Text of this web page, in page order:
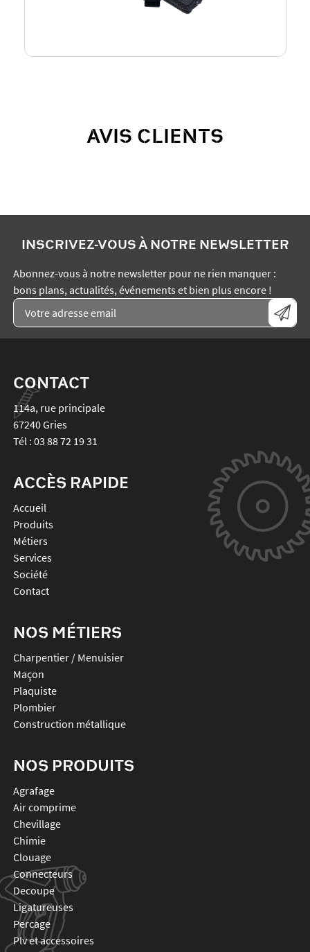
AVIS CLIENTS
INSCRIVEZ-VOUS À NOTRE NEWSLETTER
Abonnez-vous à notre newsletter pour ne rien manquer :
bons plans, actualités, événements et bien plus encore !
CONTACT
114a, rue principale
67240Gries
Tél : 03 88 72 19 31
ACCÈS RAPIDE
Accueil
Produits
Métiers
Services
Société
Contact
NOS MÉTIERS
Charpentier / Menuisier
Maçon
Plaquiste
Plombier
Construction métallique
NOS PRODUITS
agrafage
air comprime
chevillage
chimie
clouage
connecteurs
decoupe
ligatureuses
percage
plv et accessoires